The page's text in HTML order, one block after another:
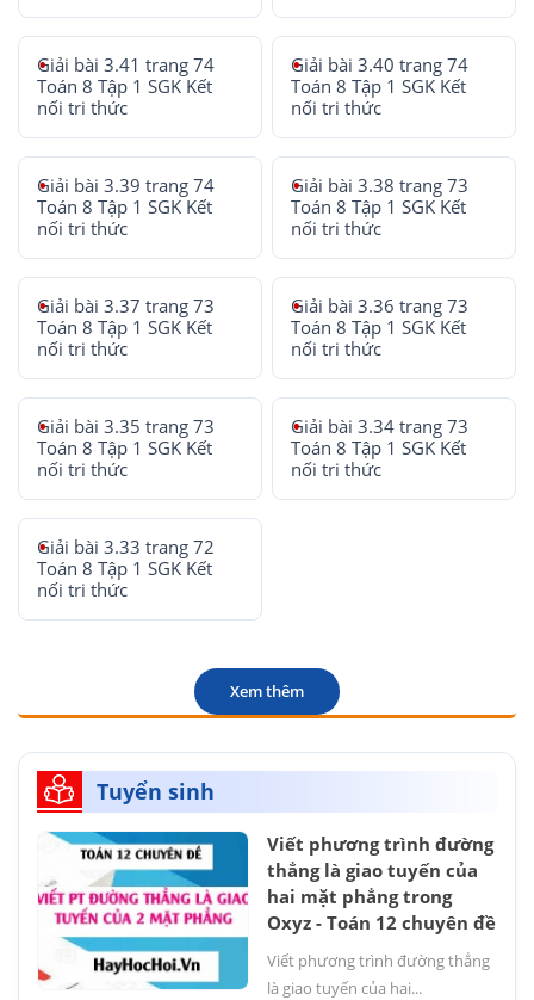
Giải bài 3.41 trang 74
Toán 8 Tập 1 SGK Kết
nối tri thức
Giải bài 3.40 trang 74
Toán 8 Tập 1 SGK Kết
nối tri thức
Giải bài 3.39 trang 74
Toán 8 Tập 1 SGK Kết
nối tri thức
Giải bài 3.38 trang 73
Toán 8 Tập 1 SGK Kết
nối tri thức
Giải bài 3.37 trang 73
Toán 8 Tập 1 SGK Kết
nối tri thức
Giải bài 3.36 trang 73
Toán 8 Tập 1 SGK Kết
nối tri thức
Giải bài 3.35 trang 73
Toán 8 Tập 1 SGK Kết
nối tri thức
Giải bài 3.34 trang 73
Toán 8 Tập 1 SGK Kết
nối tri thức
Giải bài 3.33 trang 72
Toán 8 Tập 1 SGK Kết
nối tri thức
Xem thêm
Tuyển sinh
Viết phương trình đường
thẳng là giao tuyến của
hai mặt phẳng trong
Oxyz - Toán 12 chuyên đề
Viết phương trình đường thẳng
là giao tuyến của hai...